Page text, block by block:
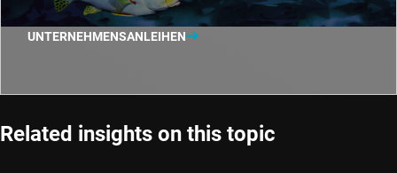
UNTERNEHMENSANLEIHEN
Related insights on this topic